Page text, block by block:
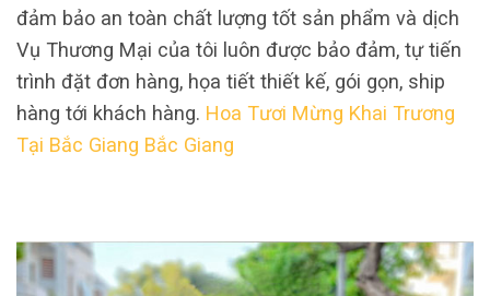
đảm bảo an toàn chất lượng tốt sản phẩm và dịch
Vụ Thương Mại của tôi luôn được bảo đảm, tự tiến
trình đặt đơn hàng, họa tiết thiết kế, gói gọn, ship
hàng tới khách hàng. Hoa Tươi Mừng Khai Trương
Tại Bắc Giang Bắc Giang